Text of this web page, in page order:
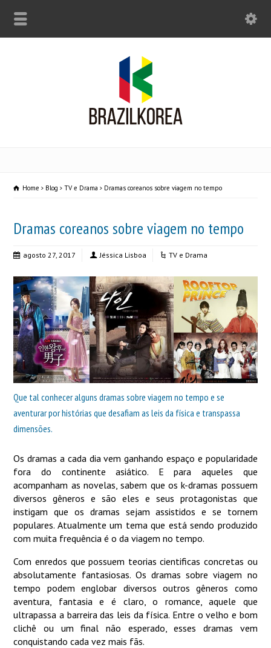
Home Blog TV e Drama Dramas coreanos sobre viagem no tempo
Dramas coreanos sobre viagem no tempo
agosto 27, 2017 Jéssica Lisboa TV e Drama
Que tal conhecer alguns dramas sobre viagem no tempo e se
aventurar por histórias que desafiam as leis da física e transpassa
dimensões.
Os dramas a cada dia vem ganhando espaço e popularidade
fora do continente asiático. E para aqueles que
acompanham as novelas, sabem que os k-dramas possuem
diversos gêneros e são eles e seus protagonistas que
instigam que os dramas sejam assistidos e se tornem
populares. Atualmente um tema que está sendo produzido
com muita frequência é o da viagem no tempo.
Com enredos que possuem teorias cientificas concretas ou
absolutamente fantasiosas. Os dramas sobre viagem no
tempo podem englobar diversos outros gêneros como
aventura, fantasia e é claro, o romance, aquele que
ultrapassa a barreira das leis da física. Entre o velho e bom
clichê ou um final não esperado, esses dramas vem
conquistando cada vez mais fãs.